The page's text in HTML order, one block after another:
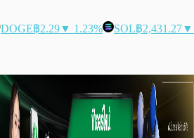
DOGE฿2.29▼ 1.23% SOL฿2,431.27▼